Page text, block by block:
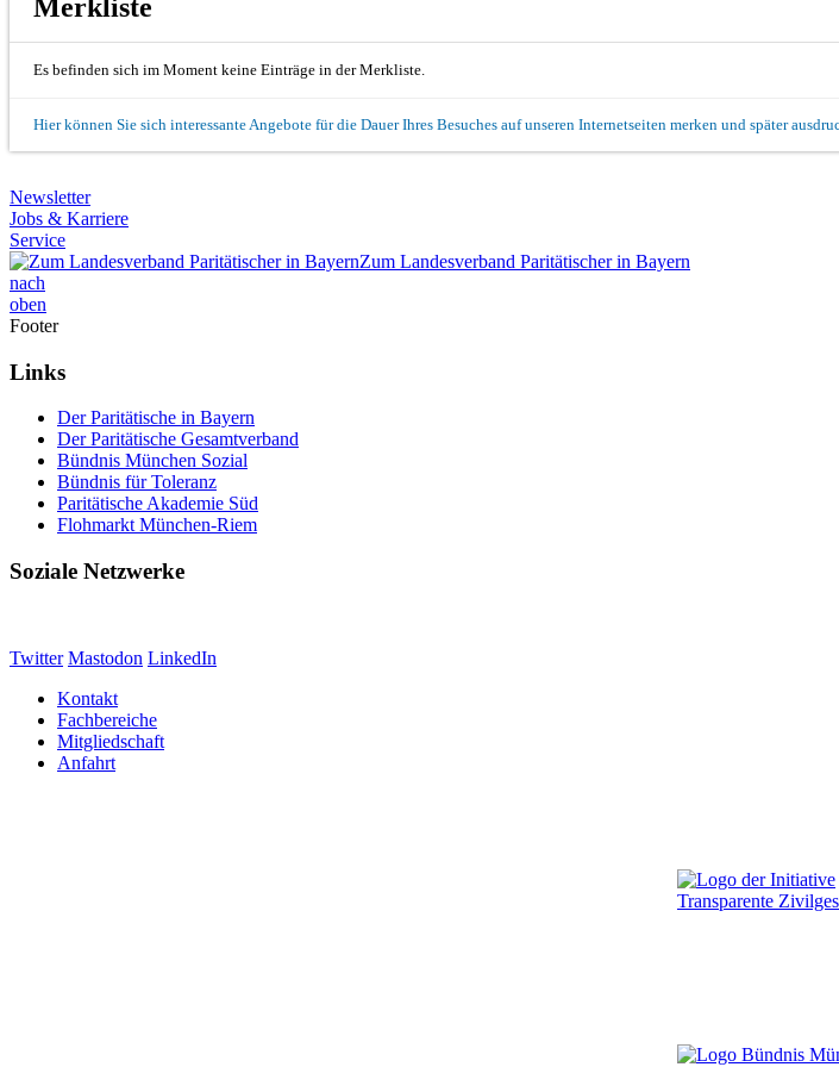
Merkliste
Es befinden sich im Moment keine Einträge in der Merkliste.
Hier können Sie sich interessante Angebote für die Dauer Ihres Besuches auf unseren Internetseiten merken und später
Newsletter
Jobs & Karriere
Service
Zum Landesverband Paritätischer in Bayern
nach
oben
Footer
Links
Der Paritätische in Bayern
Der Paritätische Gesamtverband
Bündnis München Sozial
Bündnis für Toleranz
Paritätische Akademie Süd
Flohmarkt München-Riem
Soziale Netzwerke
Twitter Mastodon LinkedIn
Kontakt
Fachbereiche
Mitgliedschaft
Anfahrt